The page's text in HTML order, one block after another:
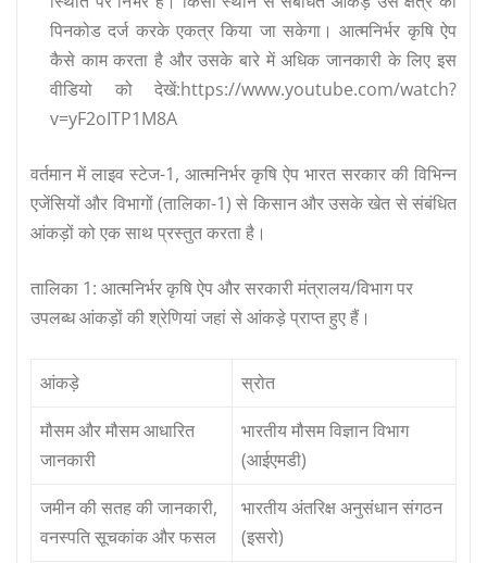
पिनकोड दर्ज करके एकत्र किया जा सकेगा। आत्मनिर्भर कृषि ऐप
कैसे काम करता है और उसके बारे में अधिक जानकारी के लिए इस
वीडियो को देखें:https://www.youtube.com/watch?
v=yF2oITP1M8A
वर्तमान में लाइव स्टेज-1, आत्मनिर्भर कृषि ऐप भारत सरकार की विभिन्न
एजेंसियों और विभागों (तालिका-1) से किसान और उसके खेत से संबंधित
आंकड़ों को एक साथ प्रस्तुत करता है।
तालिका 1: आत्मनिर्भर कृषि ऐप और सरकारी मंत्रालय/विभाग पर
उपलब्ध आंकड़ों की श्रेणियां जहां से आंकड़े प्राप्त हुए हैं।
आंकड़े
स्रोत
मौसम और मौसम आधारित
जानकारी
भारतीय मौसम विज्ञान विभाग
(आईएमडी)
जमीन की सतह की जानकारी,
वनस्पति सूचकांक और फसल
भारतीय अंतरिक्ष अनुसंधान संगठन
(इसरो)